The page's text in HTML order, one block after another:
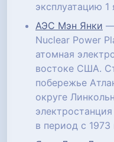
эксплуатацию 1
АЭС Мэн Янки —
Nuclear Power
атомная
востоке США.
побережье
округе
в период с 1973